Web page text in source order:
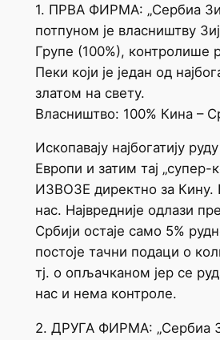
1. ПРВА ФИРМА: „Сербиа
потпуном је власништву
Групе (100%), контролише
Пеки који је један од
златом на свету.
Власништво: 100% Кина –
Ископавају најбогатију
Европи и затим тај „супер-
ИЗВОЗЕ директно за Кину.
нас. Највредније одлази
Србији остаје само 5%
постоје тачни подаци о
тј. о опљачканом јер се
нас и нема контроле.
2. ДРУГА ФИРМА: „Сербиа